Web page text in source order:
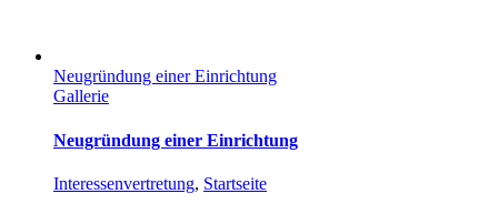
Neugründung einer Einrichtung
Gallerie
Neugründung einer Einrichtung
Interessenvertretung, Startseite